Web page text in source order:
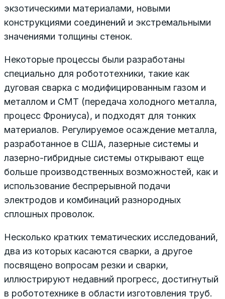
экзотическими материалами, новыми
конструкциями соединений и экстремальными
значениями толщины стенок.
Некоторые процессы были разработаны
специально для робототехники, такие как
дуговая сварка с модифицированным газом и
металлом и CMT (передача холодного металла,
процесс Фрониуса), и подходят для тонких
материалов. Регулируемое осаждение металла,
разработанное в США, лазерные системы и
лазерно-гибридные системы открывают еще
больше производственных возможностей, как и
использование беспрерывной подачи
электродов и комбинаций разнородных
сплошных проволок.
Несколько кратких тематических исследований,
два из которых касаются сварки, а другое
посвящено вопросам резки и сварки,
иллюстрируют недавний прогресс, достигнутый
в робототехнике в области изготовления труб.